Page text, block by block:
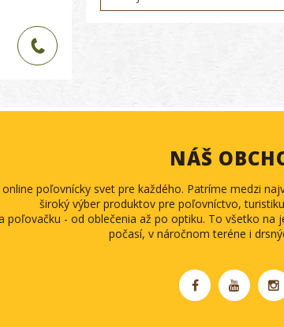
NÁŠ
poľovnícky svet pre každého. Patríme medzi
široký výber produktov pre poľovníctvo,
poľovačku - od oblečenia až po optiku. To všetko
počasí, v náročnom teréne i